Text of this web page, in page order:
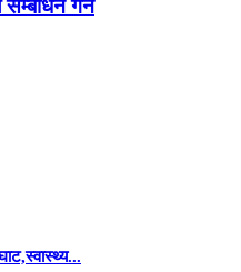
गर्ने